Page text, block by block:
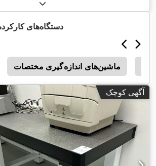
دستگاه‌های
ماشین‌های اندازه‌گیری مختصات
آگهی کوچک